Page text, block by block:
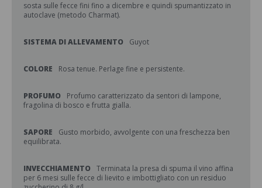
sosta sulle fecce fini fino a dicembre e quindi spumantizzato in
autoclave (metodo Charmat).
SISTEMA DI ALLEVAMENTO Guyot
COLORE Rosa tenue. Perlage fine e persistente.
PROFUMO
Profumo caratterizzato da sentori di lampone,
fragolina di bosco e frutta gialla.
SAPORE
Gusto morbido, avvolgente con una freschezza ben
equilibrata.
INVECCHIAMENTO Terminata la presa di spuma il vino affina
per 6 mesi sulle fecce di lievito e imbottigliato con un residuo